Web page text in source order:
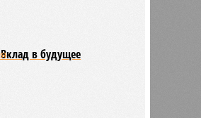
Вклад в будущее